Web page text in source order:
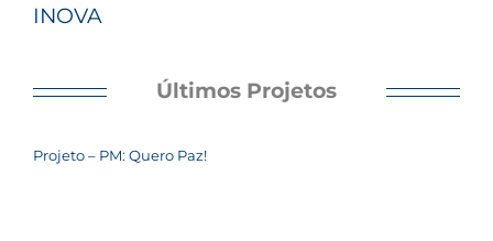
INOVA
Últimos Projetos
Projeto – PM: Quero Paz!